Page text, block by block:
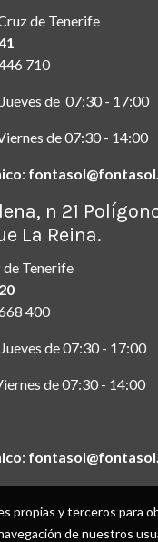
de Tenerife
710
de 07:30 - 17:00
07:30 - 14:00
:
n 21
La Reina.
de Tenerife
400
de 07:30 - 17:00
07:30 - 14:00
:
propias y terceros para
de nuestros